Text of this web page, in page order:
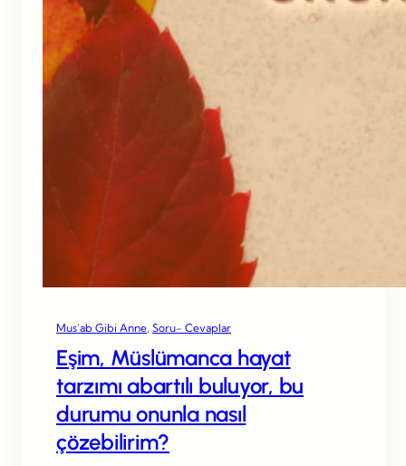
Mus’ab Gibi Anne Soru- Cevaplar
Eşim, Müslümanca hayat
tarzımı abartılı buluyor, bu
durumu onunla nasıl
çözebilirim?